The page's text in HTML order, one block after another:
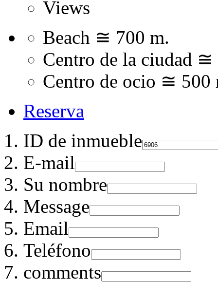
Views
Beach ≅ 700 m.
Centro de la ciudad ≅
Centro de ocio ≅ 500
Reserva
ID de inmueble
E-mail
Su nombre
Message
Email
Teléfono
comments